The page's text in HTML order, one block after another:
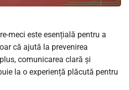
meci este esențială pentru a
că ajută la prevenirea
comunicarea clară și
la o experiență plăcută pentru